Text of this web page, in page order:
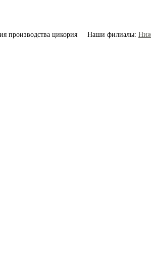
производства цикория Наши филиалы: